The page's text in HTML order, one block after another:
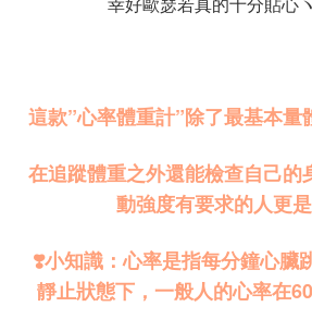
這款”心率體重計”除了最基本量
在追蹤體重之外還能檢查自己的
動強度有要求的人更
❣️小知識：心率是指每分鐘心臟
靜止狀態下，一般人的心率在